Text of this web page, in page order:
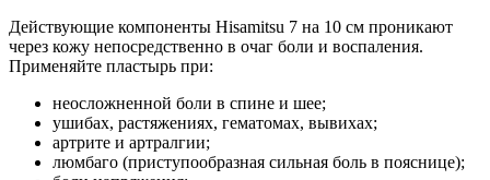
Действующие компоненты Hisamitsu 7 на 10 см проникают
через кожу непосредственно в очаг боли и воспаления.
Применяйте пластырь при:
неосложненной боли в спине и шее;
ушибах, растяжениях, гематомах, вывихах;
артрите и артралгии;
люмбаго (приступообразная сильная боль в пояснице);